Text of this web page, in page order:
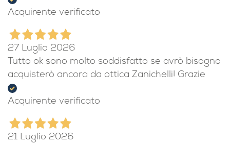
Acquirente verificato
27 Luglio 2026
Tutto ok sono molto soddisfatto se avrò bisogno
acquisterò ancora da ottica Zanichelli! Grazie
Acquirente verificato
21 Luglio 2026